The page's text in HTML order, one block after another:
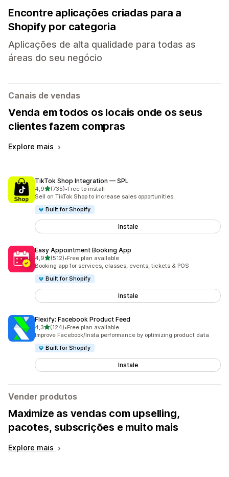
Encontre aplicações criadas para a
Shopify por categoria
Aplicações de alta qualidade para todas as
áreas do seu negócio
Canais de vendas
Venda em todos os locais onde os seus
clientes fazem compras
Explore mais
TikTok Shop Integration — SPL
4,9de 5 estrelas
(735)
735 total de avaliações
•Free to install
Sell on TikTok Shop to increase sales opportunities
Built for Shopify
Instale
Easy Appointment Booking App
4,9de 5 estrelas
(512)
512 total de avaliações
•Free plan available
Booking app for services, classes, events, tickets & POS
Built for Shopify
Instale
Flexify: Facebook Product Feed
4,3de 5 estrelas
(124)
124 total de avaliações
•Free plan available
Improve Facebook/Insta performance by optimizing product data
Built for Shopify
Instale
Vender produtos
Maximize as vendas com upselling,
pacotes, subscrições e muito mais
Explore mais